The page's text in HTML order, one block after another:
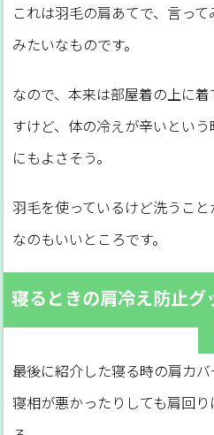
これは羽毛の肩あてで、言っ
みたいなものです。
なので、本来は部屋着の上に
すけど、体の冷えが辛いとい
にもよさそう。
羽毛を使っているけど洗うこ
なのもいいところです。
寝るときの肩冷え防止グ
最後に紹介した寝る時の肩カ
寝相が悪かったりしても肩回